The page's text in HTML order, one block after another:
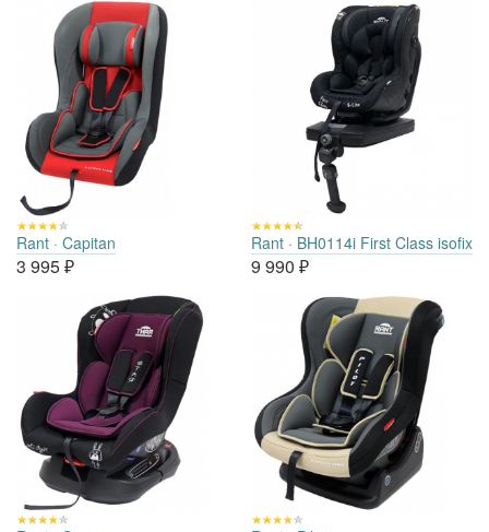
Rant · Capitan
3 995₽
Rant · BH0114i First Class isofix
9 990 ₽